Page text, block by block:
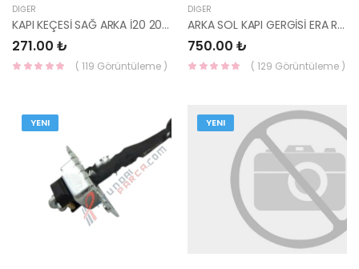
DIĞER
KAPI KEÇESİ SAĞ ARKA İ20 2014- STİCKER 83392-C8030-HMC
271.00 ₺
( 119 Görüntüleme )
DIĞER
ARKA SOL KAPI GERGİSİ ERA RIO 79480-1G000-HMC
750.00 ₺
( 129 Görüntüleme )
YENI YENI